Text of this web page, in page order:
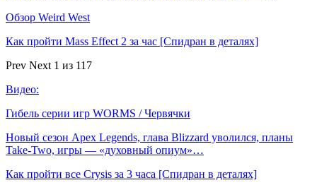
Обзор Weird West
Как пройти Mass Effect 2 за час [Спидран в деталях]
Prev Next 1 из 117
Видео:
Гибель серии игр WORMS / Червячки
Новый сезон Apex Legends, глава Blizzard уволился, планы
Take-Two, игры — «духовный опиум»…
Как пройти все Crysis за 3 часа [Спидран в деталях]